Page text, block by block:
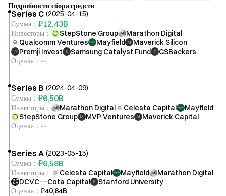
Подробности сбора средств
Series C (2025-04-15)
Сумма ： ₽12,43B
Инвесторы ： StepStone Group
Marathon Digital
Qualcomm Ventures
Mayfield M Maverick Silicon
P Premji Invest S Samsung Catalyst Fund G
GSBackers
Оценка ： --
Series B (2024-04-09)
Сумма ： ₽6,50B
Инвесторы ： Marathon Digital Celesta Capital
Mayfield
StepStone Group M MVP Ventures M Maverick Capital
Оценка ： --
Series A (2023-05-15)
Сумма ： ₽6,58B
Инвесторы ： Celesta Capital Mayfield
Marathon Digital
DCVC
Cota Capital S
Stanford University
Оценка ： ₽40,64B